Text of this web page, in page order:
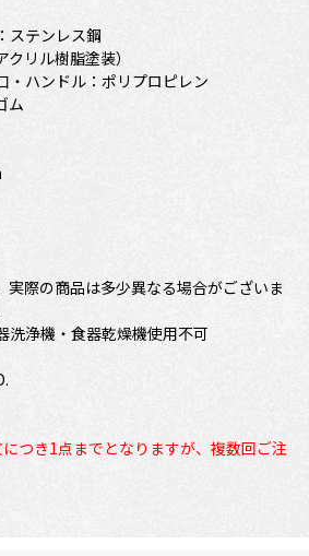
ステンレス鋼
リル樹脂塗装）
・ハンドル：ポリプロピレン
ム
際の商品は多少異なる場合がございま
浄機・食器乾燥機使用不可
つき1点までとなりますが、複数回ご注